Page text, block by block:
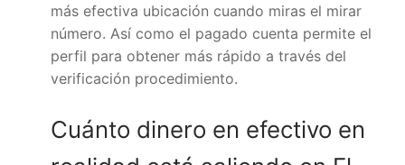
más efectiva ubicación cuando miras el mirar
número. Así como el pagado cuenta permite el
perfil para obtener más rápido a través del
verificación procedimiento.
Cuánto dinero en efectivo en